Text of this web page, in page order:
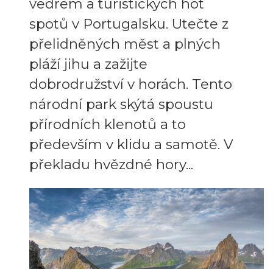
spotů v Portugalsku. Utečte z
přelidněných měst a plných
pláží jihu a zažijte
dobrodružství v horách. Tento
národní park skýtá spoustu
přírodních klenotů a to
především v klidu a samotě. V
překladu hvězdné hory...